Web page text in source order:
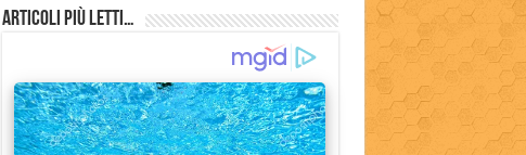
Articoli più Letti…